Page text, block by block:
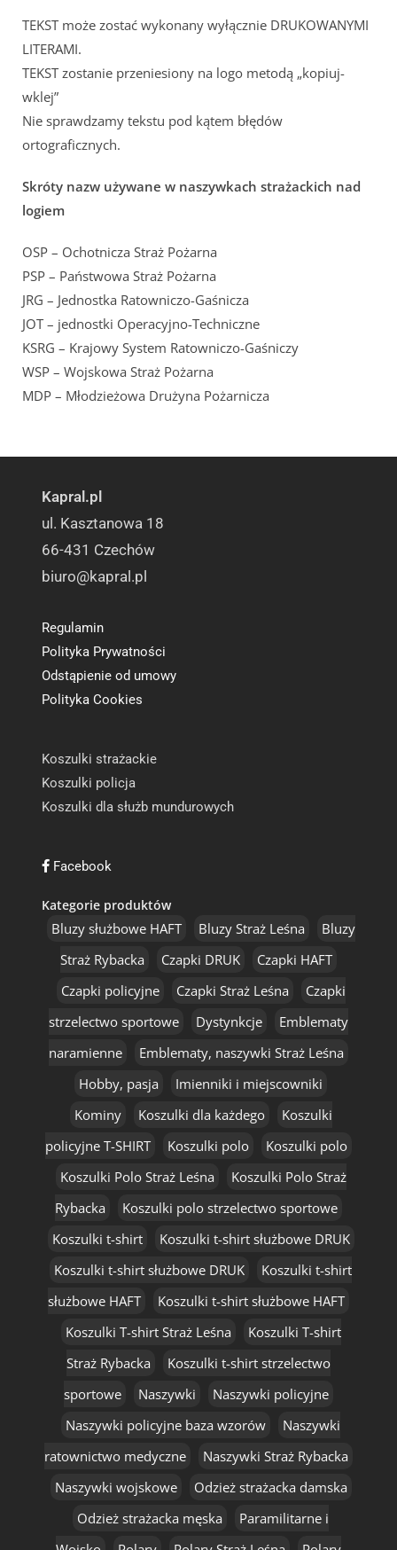
TEKST może zostać wykonany wyłącznie DRUKOWANYMI
LITERAMI.
TEKST zostanie przeniesiony na logo metodą „kopiuj-
wklej”
Nie sprawdzamy tekstu pod kątem błędów
ortograficznych.
Skróty nazw używane w naszywkach strażackich nad
logiem
OSP – Ochotnicza Straż Pożarna
PSP – Państwowa Straż Pożarna
JRG – Jednostka Ratowniczo-Gaśnicza
JOT – jednostki Operacyjno-Techniczne
KSRG – Krajowy System Ratowniczo-Gaśniczy
WSP – Wojskowa Straż Pożarna
MDP – Młodzieżowa Drużyna Pożarnicza
Kapral.pl
ul. Kasztanowa 18
66-431 Czechów
biuro@kapral.pl
Regulamin
Polityka Prywatności
Odstąpienie od umowy
Polityka Cookies
Koszulki strażackie
Koszulki policja
Koszulki dla służb mundurowych
Facebook
Kategorie produktów
Bluzy służbowe HAFT Bluzy Straż Leśna
Bluzy
Straż Rybacka
Czapki DRUK
Czapki HAFT
Czapki policyjne
Czapki Straż Leśna
Czapki
strzelectwo sportowe
Dystynkcje
Emblematy
naramienne
Emblematy, naszywki Straż Leśna
Hobby, pasja
Imienniki i miejscowniki
Kominy
Koszulki dla każdego
Koszulki
policyjne T-SHIRT
Koszulki polo
Koszulki polo
Koszulki Polo Straż Leśna
Koszulki Polo Straż
Rybacka
Koszulki polo strzelectwo sportowe
Koszulki t-shirt
Koszulki t-shirt służbowe DRUK
Koszulki t-shirt służbowe DRUK
Koszulki t-shirt
służbowe HAFT
Koszulki t-shirt służbowe HAFT
Koszulki T-shirt Straż Leśna
Koszulki T-shirt
Straż Rybacka
Koszulki t-shirt strzelectwo
sportowe
Naszywki
Naszywki policyjne
Naszywki policyjne baza wzorów
Naszywki
ratownictwo medyczne
Naszywki Straż Rybacka
Naszywki wojskowe
Odzież strażacka damska
Odzież strażacka męska
Paramilitarne i